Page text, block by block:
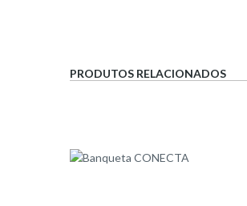
PRODUTOS RELACIONADOS